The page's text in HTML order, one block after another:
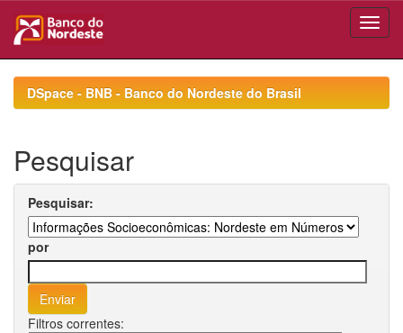
navigationDSpace - BNB - Banco do Nordeste do Brasil
Pesquisar
Pesquisar:
por
Filtros correntes: